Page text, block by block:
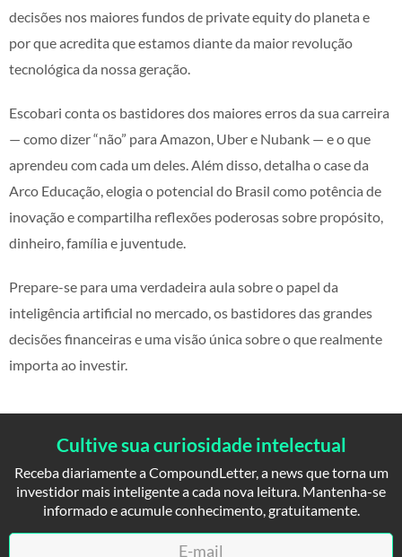
decisões nos maiores fundos de private equity do planeta e
por que acredita que estamos diante da maior revolução
tecnológica da nossa geração.
Escobari conta os bastidores dos maiores erros da sua carreira
— como dizer “não” para Amazon, Uber e Nubank — e o que
aprendeu com cada um deles. Além disso, detalha o case da
Arco Educação, elogia o potencial do Brasil como potência de
inovação e compartilha reflexões poderosas sobre propósito,
dinheiro, família e juventude.
Prepare-se para uma verdadeira aula sobre o papel da
inteligência artificial no mercado, os bastidores das grandes
decisões financeiras e uma visão única sobre o que realmente
importa ao investir.
Cultive sua curiosidade intelectual
Receba diariamente a CompoundLetter, a news que torna um
investidor mais inteligente a cada nova leitura. Mantenha-se
informado e acumule conhecimento, gratuitamente.